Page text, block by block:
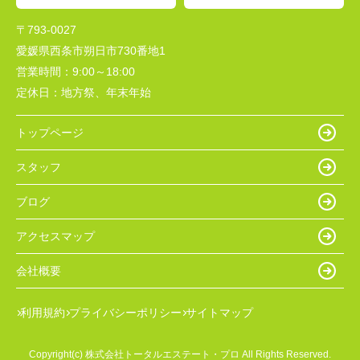
〒793-0027
愛媛県西条市朔日市730番地1
営業時間： 9:00～18:00
定休日： 地方祭、年末年始
トップページ
スタッフ
ブログ
アクセスマップ
会社概要
利用規約 プライバシーポリシー サイトマップ
Copyright(c) 株式会社トータルエステート・プロ All Rights Reserved.